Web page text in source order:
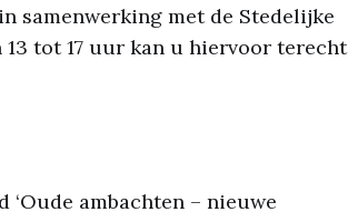
samenwerking met de Stedelijke
tot 17 uur kan u hiervoor terecht
ambachten – nieuwe